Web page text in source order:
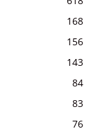
168
156
143
84
83
76